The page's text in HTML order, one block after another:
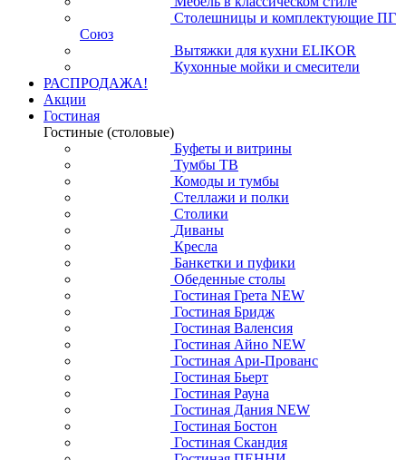
Столешницы и комплектующие ПГ
Союз
Вытяжки для кухни ELIKOR
Кухонные мойки и смесители
РАСПРОДАЖА!
Акции
Гостиная
Гостиные (столовые)
Буфеты и витрины
Тумбы ТВ
Комоды и тумбы
Стеллажи и полки
Столики
Диваны
Кресла
Банкетки и пуфики
Обеденные столы
Гостиная Грета NEW
Гостиная Бридж
Гостиная Валенсия
Гостиная Айно NEW
Гостиная Ари-Прованс
Гостиная Бьерт
Гостиная Рауна
Гостиная Дания NEW
Гостиная Бостон
Гостиная Скандия